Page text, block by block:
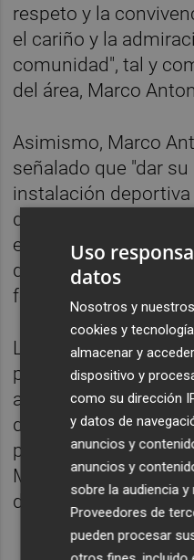
respeto y la
el cariño y la
comunidad", tal y
del área, Marco
Asimismo, Marco
señalado que "dar
instalación
de transmitir a las
ejemplo de una
deporte como una
formación,
La propuesta de
por la Junta
al sentir compartido
deportistas, clubes y
pedanía, que
Muñoz una figura
deportiva local.
Uso
datos
Nosotros y
cookies y
almacenar y
dispositivo y
como su dirección
y datos de
anuncios y
anuncios y
sobre la audiencia
Proveedores de
pueden procesar